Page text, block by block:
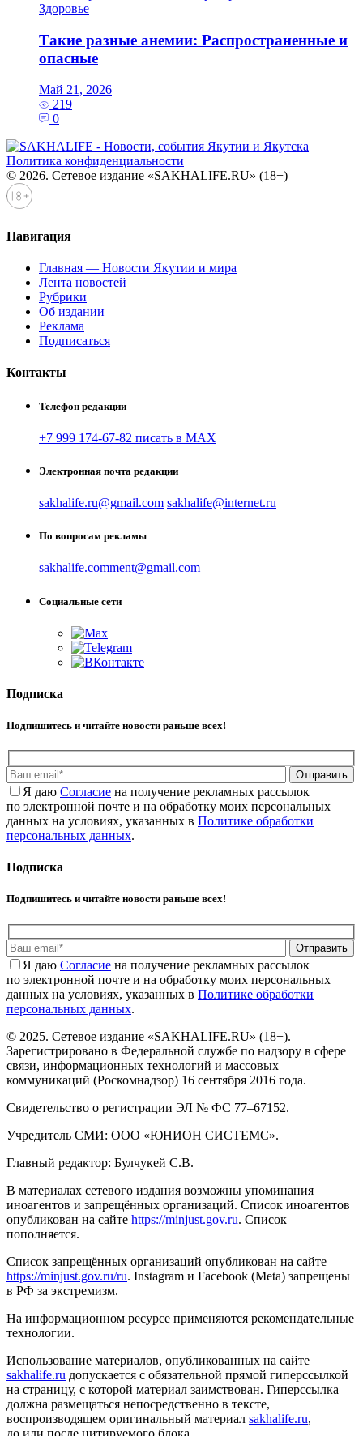
Здоровье
Такие разные анемии: Распространенные и
опасные
Май 21, 2026
219
0
Политика конфиденциальности
© 2026. Сетевое издание «SAKHALIFE.RU» (18+)
Навигация
Главная — Новости Якутии и мира
Лента новостей
Рубрики
Об издании
Реклама
Подписаться
Контакты
Телефон редакции
+7 999 174-67-82 писать в MAX
Электронная почта редакции
sakhalife.ru@gmail.com sakhalife@internet.ru
По вопросам рекламы
sakhalife.comment@gmail.com
Социальные сети
Подписка
Подпишитесь и читайте новости раньше всех!
Отправить
Я даю Cогласие на получение рекламных рассылок
по электронной почте и на обработку моих персональных
данных на условиях, указанных в Политике обработки
персональных данных.
Подписка
Подпишитесь и читайте новости раньше всех!
Отправить
Я даю Cогласие на получение рекламных рассылок
по электронной почте и на обработку моих персональных
данных на условиях, указанных в Политике обработки
персональных данных.
© 2025. Сетевое издание «SAKHALIFE.RU» (18+).
Зарегистрировано в Федеральной службе по надзору в сфере
связи, информационных технологий и массовых
коммуникаций (Роскомнадзор) 16 сентября 2016 года.
Свидетельство о регистрации ЭЛ № ФС 77–67152.
Учредитель СМИ: ООО «ЮНИОН СИСТЕМС».
Главный редактор: Булчукей С.В.
В материалах сетевого издания возможны упоминания
иноагентов и запрещённых организаций. Список иноагентов
опубликован на сайте https://minjust.gov.ru. Список
пополняется.
Список запрещённых организаций опубликован на сайте
https://minjust.gov.ru/ru. Instagram и Facebook (Metа) запрещены
в РФ за экстремизм.
На информационном ресурсе применяются рекомендательные
технологии.
Использование материалов, опубликованных на сайте
sakhalife.ru допускается с обязательной прямой гиперссылкой
на страницу, с которой материал заимствован. Гиперссылка
должна размещаться непосредственно в тексте,
воспроизводящем оригинальный материал sakhalife.ru,